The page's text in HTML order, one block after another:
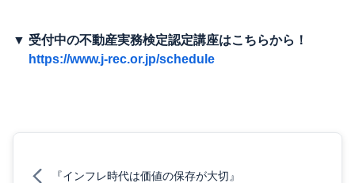
▼ 受付中の不動産実務検定認定講座はこちらから！
https://www.j-rec.or.jp/schedule
『インフレ時代は価値の保存が大切』